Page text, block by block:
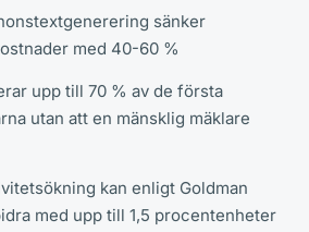
sänker
med 40-60 %
upp till 70 % av de första
utan att en mänsklig mäklare
kan enligt Goldman
med upp till 1,5 procentenheter